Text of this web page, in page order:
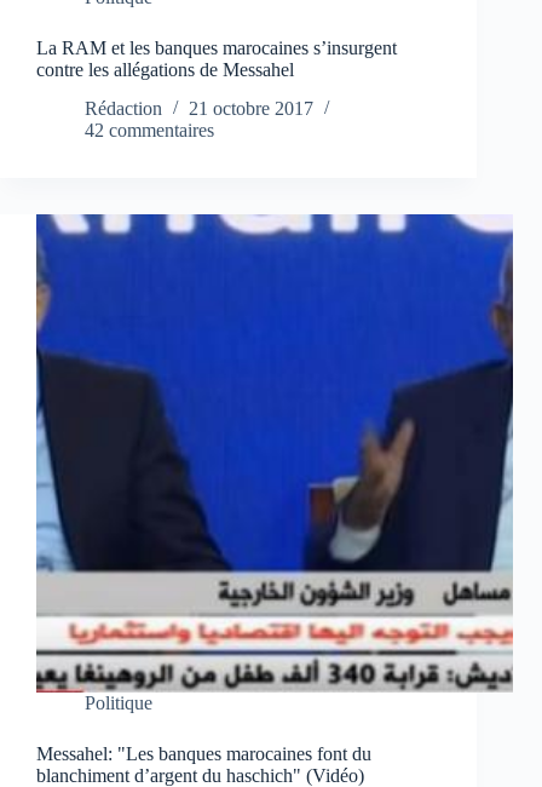
La RAM et les banques marocaines s’insurgent
contre les allégations de Messahel
Rédaction
21 octobre 2017
42 commentaires
Politique
Messahel: "Les banques marocaines font du
blanchiment d’argent du haschich" (Vidéo)